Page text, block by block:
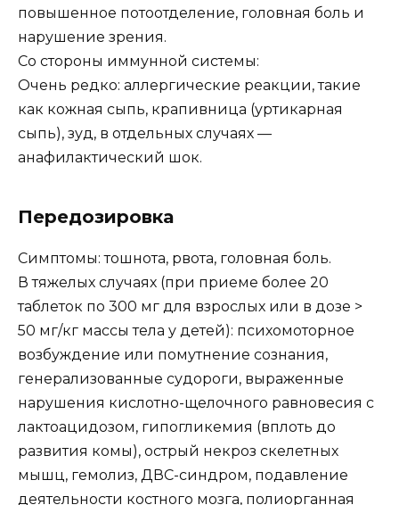
повышенное потоотделение, головная боль и
нарушение зрения.
Со стороны иммунной системы:
Очень редко: аллергические реакции, такие
как кожная сыпь, крапивница (уртикарная
сыпь), зуд, в отдельных случаях —
анафилактический шок.
Передозировка
Симптомы: тошнота, рвота, головная боль.
В тяжелых случаях (при приеме более 20
таблеток по 300 мг для взрослых или в дозе >
50 мг/кг массы тела у детей): психомоторное
возбуждение или помутнение сознания,
генерализованные судороги, выраженные
нарушения кислотно-щелочного равновесия с
лактоацидозом, гипогликемия (вплоть до
развития комы), острый некроз скелетных
мышц, гемолиз, ДВС-синдром, подавление
деятельности костного мозга, полиорганная